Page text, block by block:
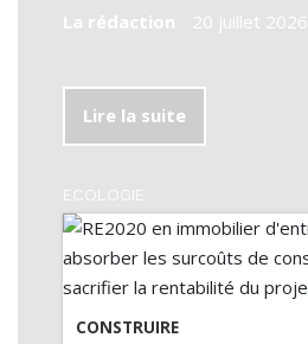
La rédaction 20 juillet 2026
Lire la suite
ECOLOGIE
CONSTRUIRE